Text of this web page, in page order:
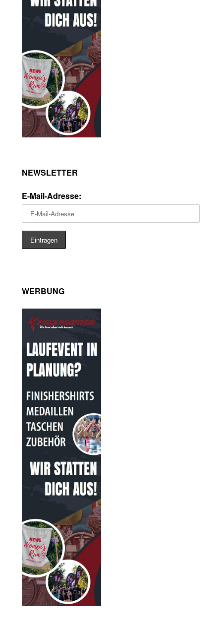
NEWSLETTER
E-Mail-Adresse:
WERBUNG